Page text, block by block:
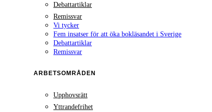
Debattartiklar
Remissvar
Vi tycker
Fem insatser för att öka bokläsandet i Sverige
Debattartiklar
Remissvar
ARBETSOMRÅDEN
Upphovsrätt
Yttrandefrihet